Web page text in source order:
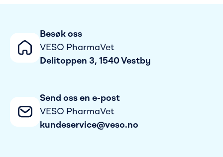
Besøk oss
VESO PharmaVet
Delitoppen 3, 1540 Vestby
Send oss en e-post
VESO PharmaVet
kundeservice@veso.no